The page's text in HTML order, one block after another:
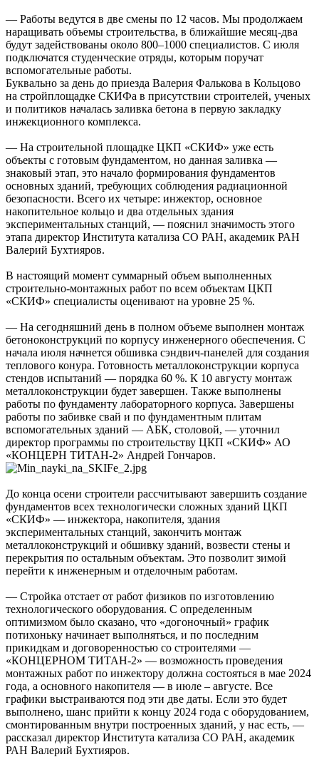
— Работы ведутся в две смены по 12 часов. Мы продолжаем
наращивать объемы строительства, в ближайшие месяц-два
будут задействованы около 800–1000 специалистов. С июля
подключатся студенческие отряды, которым поручат
вспомогательные работы.
Буквально за день до приезда Валерия Фалькова в Кольцово
на стройплощадке СКИФа в присутствии строителей, ученых
и политиков началась заливка бетона в первую закладку
инжекционного комплекса.
— На строительной площадке ЦКП «СКИФ» уже есть
объекты с готовым фундаментом, но данная заливка —
знаковый этап, это начало формирования фундаментов
основных зданий, требующих соблюдения радиационной
безопасности. Всего их четыре: инжектор, основное
накопительное кольцо и два отдельных здания
экспериментальных станций, — пояснил значимость этого
этапа директор Института катализа СО РАН, академик РАН
Валерий Бухтияров.
В настоящий момент суммарный объем выполненных
строительно-монтажных работ по всем объектам ЦКП
«СКИФ» специалисты оценивают на уровне 25 %.
— На сегодняшний день в полном объеме выполнен монтаж
бетоноконструкций по корпусу инженерного обеспечения. С
начала июля начнется обшивка сэндвич-панелей для создания
теплового конура. Готовность металлоконструкции корпуса
стендов испытаний — порядка 60 %. К 10 августу монтаж
металлоконструкции будет завершен. Также выполнены
работы по фундаменту лабораторного корпуса. Завершены
работы по забивке свай и по фундаментным плитам
вспомогательных зданий — АБК, столовой, — уточнил
директор программы по строительству ЦКП «СКИФ» АО
«КОНЦЕРН ТИТАН-2» Андрей Гончаров.
До конца осени строители рассчитывают завершить создание
фундаментов всех технологически сложных зданий ЦКП
«СКИФ» — инжектора, накопителя, здания
экспериментальных станций, закончить монтаж
металлоконструкций и обшивку зданий, возвести стены и
перекрытия по остальным объектам. Это позволит зимой
перейти к инженерным и отделочным работам.
— Стройка отстает от работ физиков по изготовлению
технологического оборудования. С определенным
оптимизмом было сказано, что «догоночный» график
потихоньку начинает выполняться, и по последним
прикидкам и договоренностью со строителями —
«КОНЦЕРНОМ ТИТАН-2» — возможность проведения
монтажных работ по инжектору должна состояться в мае 2024
года, а основного накопителя — в июле – августе. Все
графики выстраиваются под эти две даты. Если это будет
выполнено, шанс прийти к концу 2024 года с оборудованием,
смонтированным внутри построенных зданий, у нас есть, —
рассказал директор Института катализа СО РАН, академик
РАН Валерий Бухтияров.